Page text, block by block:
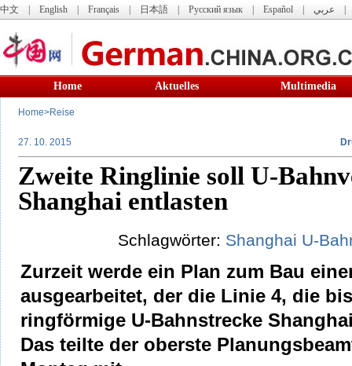
中文 English Français 日本語 Русский язык Español عربي
Home Aktuelles Multimedia
Home>Reise
27. 10. 2015
Zweite Ringlinie soll U-
Shanghai entlasten
Schlagwörter: Shanghai U-
Zurzeit werde ein Plan zum Bau
ausgearbeitet, der die Linie 4, die
ringförmige U-Bahnstrecke
Das teilte der oberste